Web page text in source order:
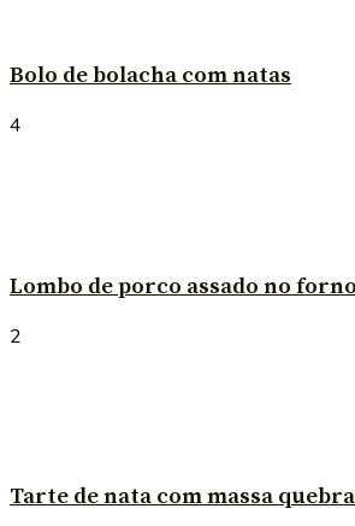
Bolo de bolacha com natas
4
Lombo de porco assado no forno
2
Tarte de nata com massa